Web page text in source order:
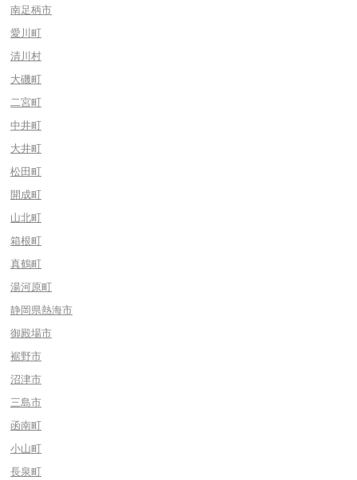
南足柄市
愛川町
清川村
大磯町
二宮町
中井町
大井町
松田町
開成町
山北町
箱根町
真鶴町
湯河原町
静岡県熱海市
御殿場市
裾野市
沼津市
三島市
函南町
小山町
長泉町